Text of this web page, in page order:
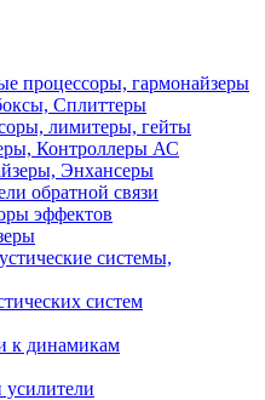
процессоры, гармонайзеры
Сплиттеры
лимитеры, гейты
Контроллеры АС
Энхансеры
обратной связи
эффектов
системы,
систем
к динамикам